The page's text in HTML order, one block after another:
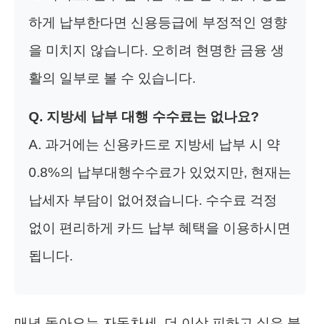
하게 납부한다면 신용등급에 부정적인 영향
을 미치지 않습니다. 오히려 현명한 금융 생
활의 일부로 볼 수 있습니다.
Q. 지방세 납부 대행 수수료는 없나요?
A. 과거에는 신용카드로 지방세 납부 시 약
0.8%의 납부대행수수료가 있었지만, 현재는
납세자 부담이 없어졌습니다. 수수료 걱정
없이 편리하게 카드 납부 혜택을 이용하시면
됩니다.